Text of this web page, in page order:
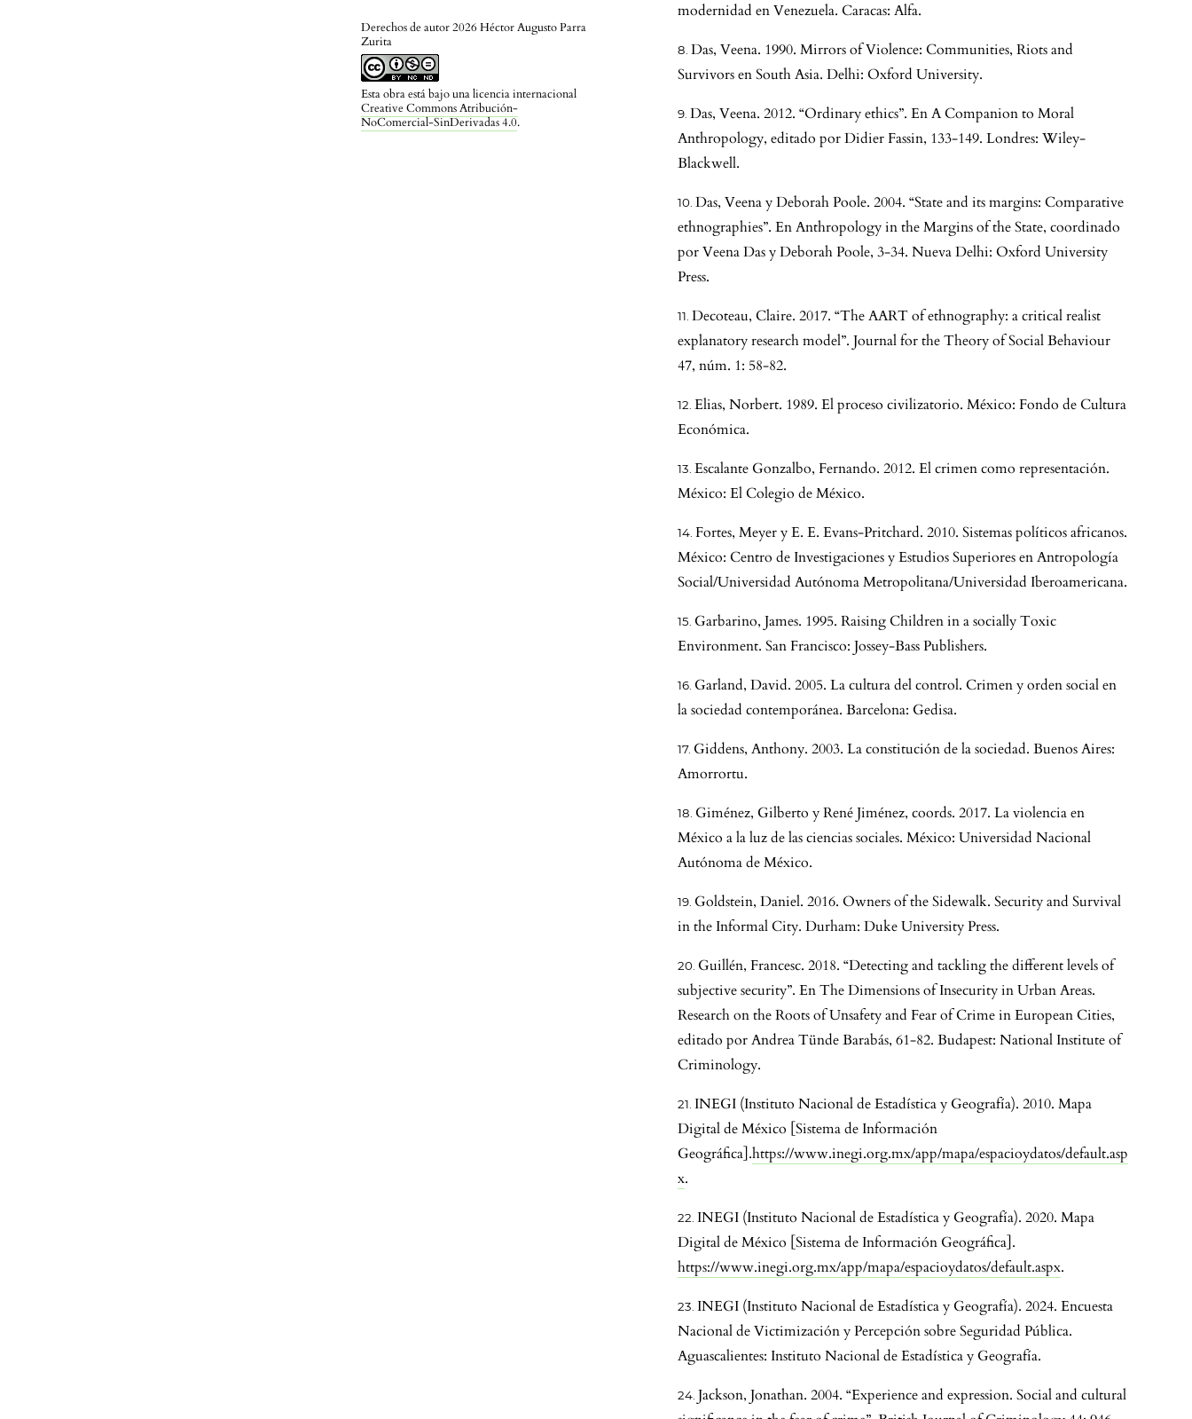
Derechos de autor 2026 Héctor Augusto Parra
Zurita
Esta obra está bajo una licencia internacional
Creative Commons Atribución-
NoComercial-SinDerivadas 4.0.
modernidad en Venezuela. Caracas: Alfa.
Das, Veena. 1990. Mirrors of Violence: Communities, Riots and
Survivors en South Asia. Delhi: Oxford University.
Das, Veena. 2012. “Ordinary ethics”. En A Companion to Moral
Anthropology, editado por Didier Fassin, 133-149. Londres: Wiley-
Blackwell.
Das, Veena y Deborah Poole. 2004. “State and its margins: Comparative
ethnographies”. En Anthropology in the Margins of the State, coordinado
por Veena Das y Deborah Poole, 3-34. Nueva Delhi: Oxford University
Press.
Decoteau, Claire. 2017. “The AART of ethnography: a critical realist
explanatory research model”. Journal for the Theory of Social Behaviour
47, núm. 1: 58-82.
Elias, Norbert. 1989. El proceso civilizatorio. México: Fondo de Cultura
Económica.
Escalante Gonzalbo, Fernando. 2012. El crimen como representación.
México: El Colegio de México.
Fortes, Meyer y E. E. Evans-Pritchard. 2010. Sistemas políticos africanos.
México: Centro de Investigaciones y Estudios Superiores en Antropología
Social/Universidad Autónoma Metropolitana/Universidad Iberoamericana.
Garbarino, James. 1995. Raising Children in a socially Toxic
Environment. San Francisco: Jossey-Bass Publishers.
Garland, David. 2005. La cultura del control. Crimen y orden social en
la sociedad contemporánea. Barcelona: Gedisa.
Giddens, Anthony. 2003. La constitución de la sociedad. Buenos Aires:
Amorrortu.
Giménez, Gilberto y René Jiménez, coords. 2017. La violencia en
México a la luz de las ciencias sociales. México: Universidad Nacional
Autónoma de México.
Goldstein, Daniel. 2016. Owners of the Sidewalk. Security and Survival
in the Informal City. Durham: Duke University Press.
Guillén, Francesc. 2018. “Detecting and tackling the different levels of
subjective security”. En The Dimensions of Insecurity in Urban Areas.
Research on the Roots of Unsafety and Fear of Crime in European Cities,
editado por Andrea Tünde Barabás, 61-82. Budapest: National Institute of
Criminology.
INEGI (Instituto Nacional de Estadística y Geografía). 2010. Mapa
Digital de México [Sistema de Información
Geográfica].https://www.inegi.org.mx/app/mapa/espacioydatos/default.asp
x.
INEGI (Instituto Nacional de Estadística y Geografía). 2020. Mapa
Digital de México [Sistema de Información Geográfica].
https://www.inegi.org.mx/app/mapa/espacioydatos/default.aspx.
INEGI (Instituto Nacional de Estadística y Geografía). 2024. Encuesta
Nacional de Victimización y Percepción sobre Seguridad Pública.
Aguascalientes: Instituto Nacional de Estadística y Geografía.
Jackson, Jonathan. 2004. “Experience and expression. Social and cultural